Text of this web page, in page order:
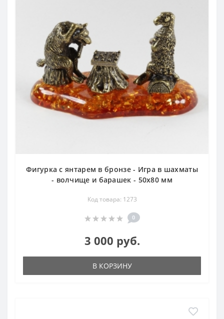
Фигурка с янтарем в бронзе - Игра в шахматы
- волчище и барашек - 50х80 мм
Код товара: 1273
0
3 000 руб.
В КОРЗИНУ